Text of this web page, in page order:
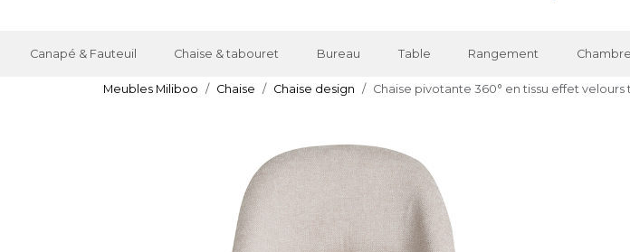
Canapé & Fauteuil Chaise & tabouret Bureau Table Rangement Chambre
Meubles Miliboo Chaise Chaise design Chaise pivotante 360° en tissu effet